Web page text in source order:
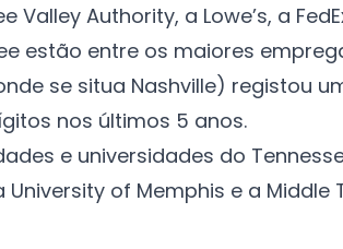
Valley Authority, a Lowe’s, a
estão entre os maiores
se situa Nashville) registou
nos últimos 5 anos.
e universidades do
University of Memphis e a Middle